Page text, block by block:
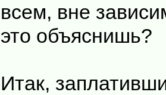
всем, вне
это объяснишь?
Итак,